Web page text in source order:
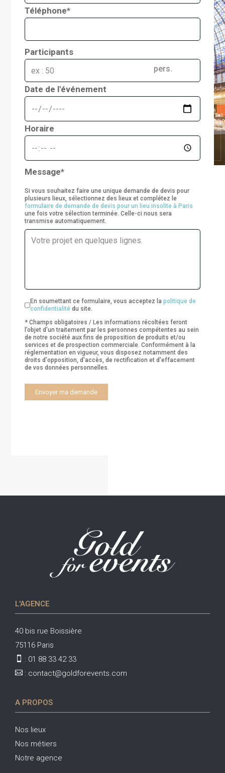
Téléphone*
Participants
pers.
Date de l'événement
Horaire
Message*
Si vous souhaitez faire une unique demande de devis pour
plusieurs lieux, sélectionnez des lieux et complétez le
formulaire de demande de devis pour un lieu insolite à Paris
une fois votre sélection terminée. Celle-ci nous sera
transmise automatiquement.
En soumettant ce formulaire, vous acceptez lapolitique de
confidentialité du site.
* Champs obligatoires / Les informations récoltées feront
l’objet d’un traitement par les personnes compétentes au sein
de notre société aux fins de proposition de produits et/ou
services et de prospection commerciale. Conformément à la
réglementation en vigueur, vous disposez notamment des
droits d'opposition, d'accès, de rectification et d'effacement
de vos données personnelles.
a
L'AGENCE
40 bis rue Boissière
75116 Paris
 : 01 88 33 42 33
 : contact@goldforevents.com
A PROPOS
Nos lieux
Nos métiers
Notre agence